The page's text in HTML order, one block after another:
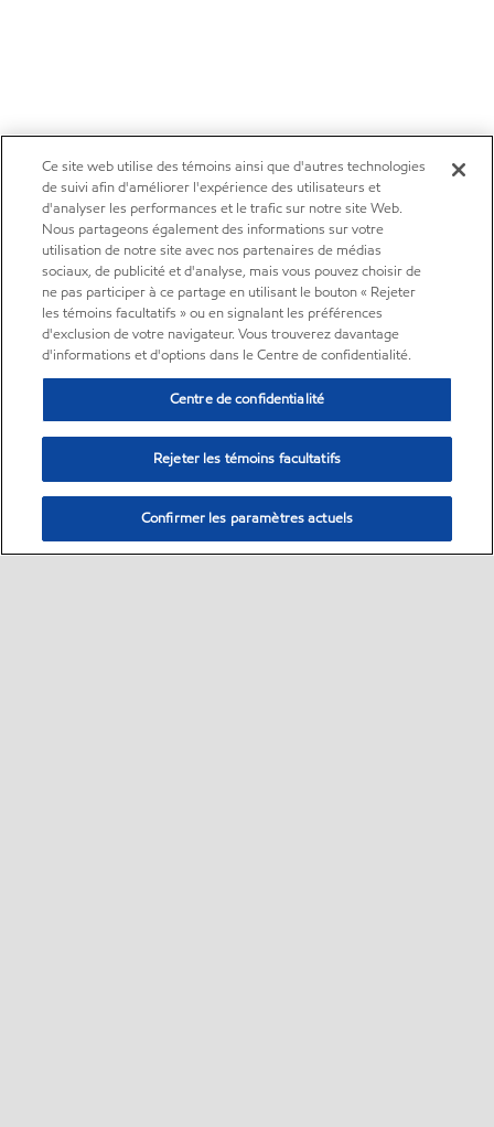
Ce site web utilise des témoins ainsi que d'autres technologies
de suivi afin d'améliorer l'expérience des utilisateurs et
d'analyser les performances et le trafic sur notre site Web.
Nous partageons également des informations sur votre
utilisation de notre site avec nos partenaires de médias
sociaux, de publicité et d'analyse, mais vous pouvez choisir de
ne pas participer à ce partage en utilisant le bouton « Rejeter
les témoins facultatifs » ou en signalant les préférences
d'exclusion de votre navigateur. Vous trouverez davantage
d'informations et d'options dans le Centre de confidentialité.
Centre de confidentialité
Rejeter les témoins facultatifs
Confirmer les paramètres actuels